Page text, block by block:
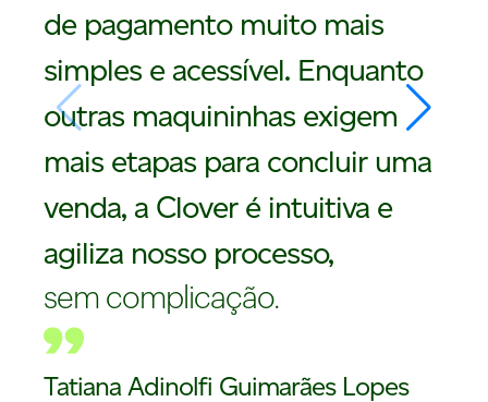
de pagamento muito mais
simples e acessível. Enquanto
outras maquininhas exigem
mais etapas para concluir uma
venda, a Clover é intuitiva e
agiliza nosso processo,
sem complicação.
Tatiana Adinolfi Guimarães Lopes